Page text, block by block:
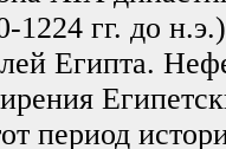
1224 гг. до
Египта.
период